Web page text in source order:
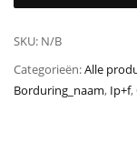
SKU: N/B
Categorieën:Alle
Borduring_naam, Ip+f,